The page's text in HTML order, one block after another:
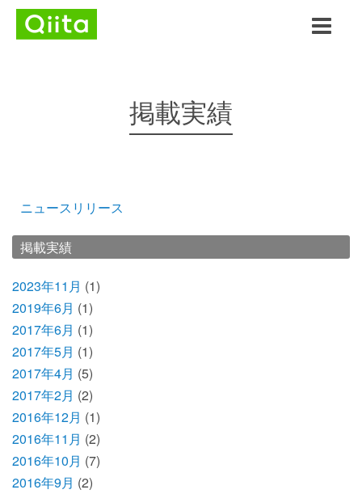
掲載実績
ニュースリリース
掲載実績
2023年11月 (1)
2019年6月 (1)
2017年6月 (1)
2017年5月 (1)
2017年4月 (5)
2017年2月 (2)
2016年12月 (1)
2016年11月 (2)
2016年10月 (7)
2016年9月 (2)